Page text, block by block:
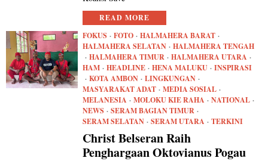
READ MORE
FOKUS · FOTO · HALMAHERA BARAT ·
HALMAHERA SELATAN · HALMAHERA TENGAH
· HALMAHERA TIMUR · HALMAHERA UTARA ·
HAM · HEADLINE · HENA MALUKU · INSPIRASI
· KOTA AMBON · LINGKUNGAN ·
MASYARAKAT ADAT · MEDIA SOSIAL ·
MELANESIA · MOLOKU KIE RAHA · NATIONAL ·
NEWS · SERAM BAGIAN TIMUR ·
SERAM SELATAN · SERAM UTARA · TERKINI
Christ Belseran Raih
Penghargaan Oktovianus Pogau